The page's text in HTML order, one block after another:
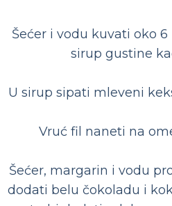
Šećer i vodu kuvati oko
sirup gustine
U sirup sipati mleveni
Vruć fil naneti na
Šećer, margarin i vodu
dodati belu čokoladu i